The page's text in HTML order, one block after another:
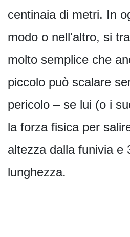
centinaia di metri. In
modo o nell'altro, si
molto semplice che
piccolo può scalare
pericolo – se lui (o i
la forza fisica per
altezza dalla funivia e
lunghezza.